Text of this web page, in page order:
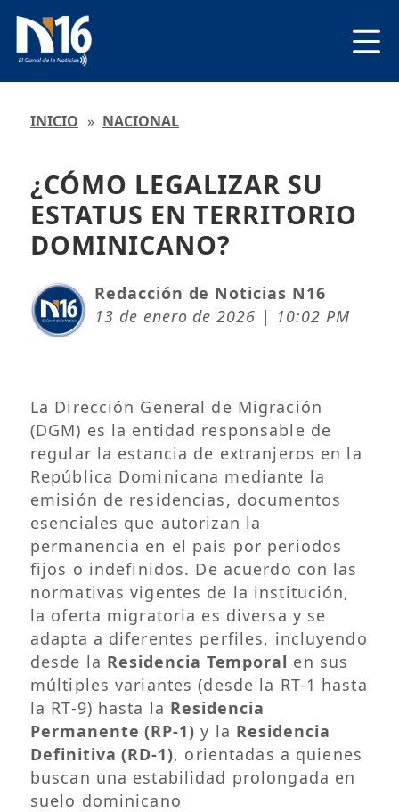
INICIO » NACIONAL
¿CÓMO LEGALIZAR SU
ESTATUS EN TERRITORIO
DOMINICANO?
Redacción de Noticias N16
13 de enero de 2026 | 10:02 PM
La Dirección General de Migración
(DGM) es la entidad responsable de
regular la estancia de extranjeros en la
República Dominicana mediante la
emisión de residencias, documentos
esenciales que autorizan la
permanencia en el país por periodos
fijos o indefinidos. De acuerdo con las
normativas vigentes de la institución,
la oferta migratoria es diversa y se
adapta a diferentes perfiles, incluyendo
desde la Residencia Temporal en sus
múltiples variantes (desde la RT-1 hasta
la RT-9) hasta la Residencia
Permanente (RP-1) y la Residencia
Definitiva (RD-1), orientadas a quienes
buscan una estabilidad prolongada en
suelo dominicano